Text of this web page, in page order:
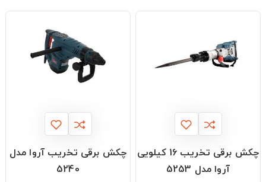
چکش برقی تخریب 16 کیلویی
آروا مدل 5253
چکش برقی تخریب آروا مدل
5240